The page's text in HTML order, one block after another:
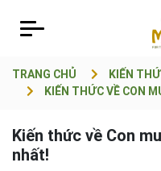
TRANG CHỦ
KIẾN
KIẾN THỨC VỀ CON
Kiến thức về Con
nhất!